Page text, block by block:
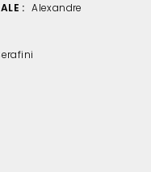
Alexandre